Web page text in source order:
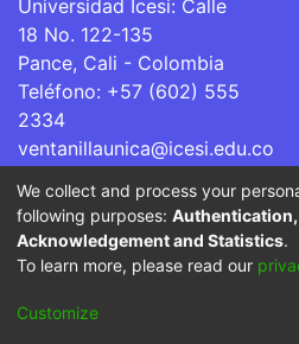
Universidad Icesi: Calle
18 No. 122-135
Pance, Cali - Colombia
Teléfono: +57 (602) 555
2334
ventanillaunica@icesi.edu.co
La Universidad Icesi es una
Superior que se encuentra
por parte del Ministerio de
Cookie
We collect and process your
following purposes:
Acknowledgement and Statistics.
To learn more, please read our
Customize